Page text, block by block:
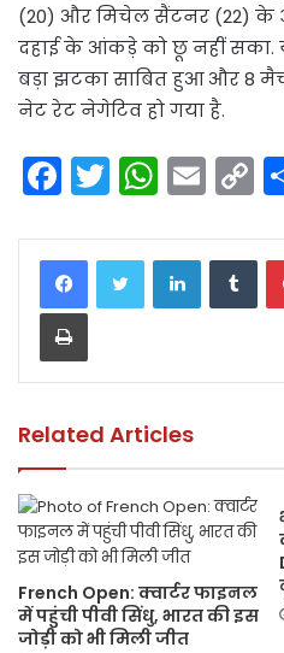
(20) और मिचेल सैंटनर (22) के
दहाई के आंकड़े को छू नहीं सका.
बड़ा झटका साबित हुआ और 8
नेट रेट नेगेटिव हो गया है.
F
c
e
b
o
k
T
itt
er
W
a
ts
p
E
ai
l
C
p
y
n
LinkedIn
Print
Related Articles
French Open: क्वार्टर फाइनल
में पहुंची पीवी सिंधु, भारत की इस
जोड़ी को भी मिली जीत